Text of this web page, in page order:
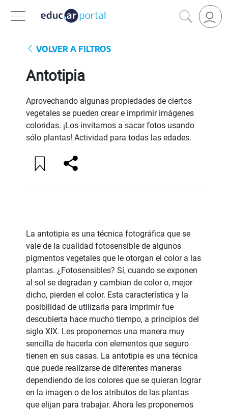
VOLVER A FILTROS
Antotipia
Aprovechando algunas propiedades de ciertos
vegetales se pueden crear e imprimir imágenes
coloridas. ¡Los invitamos a sacar fotos usando
sólo plantas! Actividad para todas las edades.
La antotipia es una técnica fotográfica que se
vale de la cualidad fotosensible de algunos
pigmentos vegetales que le otorgan el color a las
plantas. ¿Fotosensibles? Sí, cuando se exponen
al sol se degradan y cambian de color o, mejor
dicho, pierden el color. Esta característica y la
posibilidad de utilizarla para imprimir fue
descubierta hace mucho tiempo, a principios del
siglo XIX. Les proponemos una manera muy
sencilla de hacerla con elementos que seguro
tienen en sus casas. La antotipia es una técnica
que puede realizarse de diferentes maneras
dependiendo de los colores que se quieran lograr
en la imagen o de los atributos de las plantas
que elijan para trabajar. Ahora les proponemos